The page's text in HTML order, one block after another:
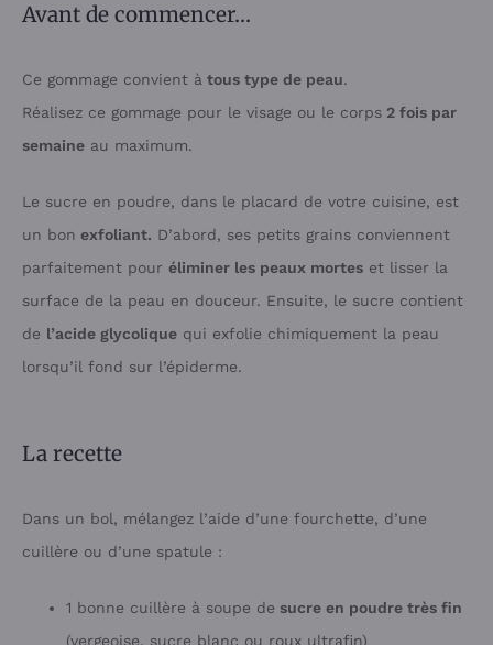
Avant de commencer…
Ce gommage convient à tous type de peau.
Réalisez ce gommage pour le visage ou le corps 2 fois par
semaine au maximum.
Le sucre en poudre, dans le placard de votre cuisine, est
un bon exfoliant. D’abord, ses petits grains conviennent
parfaitement pour éliminer les peaux mortes et lisser la
surface de la peau en douceur. Ensuite, le sucre contient
de l’acide glycolique qui exfolie chimiquement la peau
lorsqu’il fond sur l’épiderme.
La recette
Dans un bol, mélangez l’aide d’une fourchette, d’une
cuillère ou d’une spatule :
1 bonne cuillère à soupe de sucre en poudre très fin
(vergeoise, sucre blanc ou roux ultrafin)